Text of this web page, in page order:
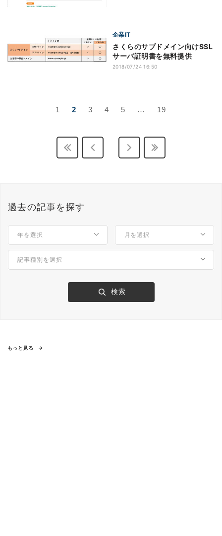
企業IT
さくらのサブドメイン向けSSL
サーバ証明書を無料提供
2018/07/24 16:50
1 2 3 4 5 … 19
過去の記事を探す
もっと見る